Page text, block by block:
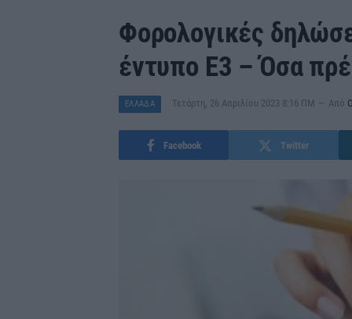
Φορολογικές
έντυπο Ε3 – Όσα
ΕΛΛΑΔΑ Τετάρτη, 26 Απριλίου 2023 8:16 ΠΜ Από
Facebook Twitter